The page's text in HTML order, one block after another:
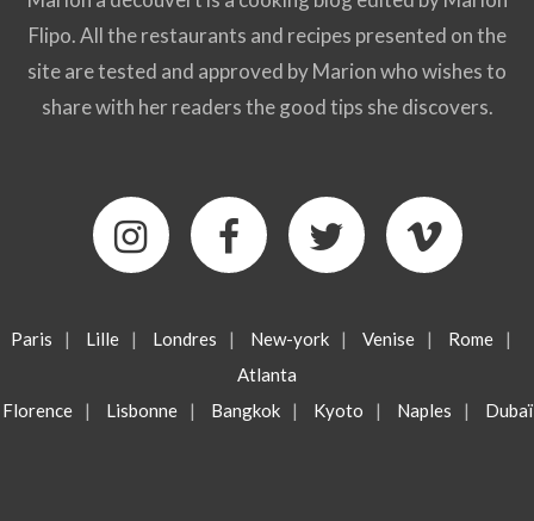
Flipo. All the restaurants and recipes presented on the
site are tested and approved by Marion who wishes to
share with her readers the good tips she discovers.
Paris | Lille | Londres | New-york | Venise | Rome
|
Atlanta
Florence
| Lisbonne | Bangkok | Kyoto | Naples | Dubaï